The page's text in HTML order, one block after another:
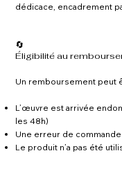
dédicace, encadrement
🔄
Éligibilité au
Un remboursement peut
L’œuvre est arrivée
les 48h)
Une erreur de
Le produit n’a pas été